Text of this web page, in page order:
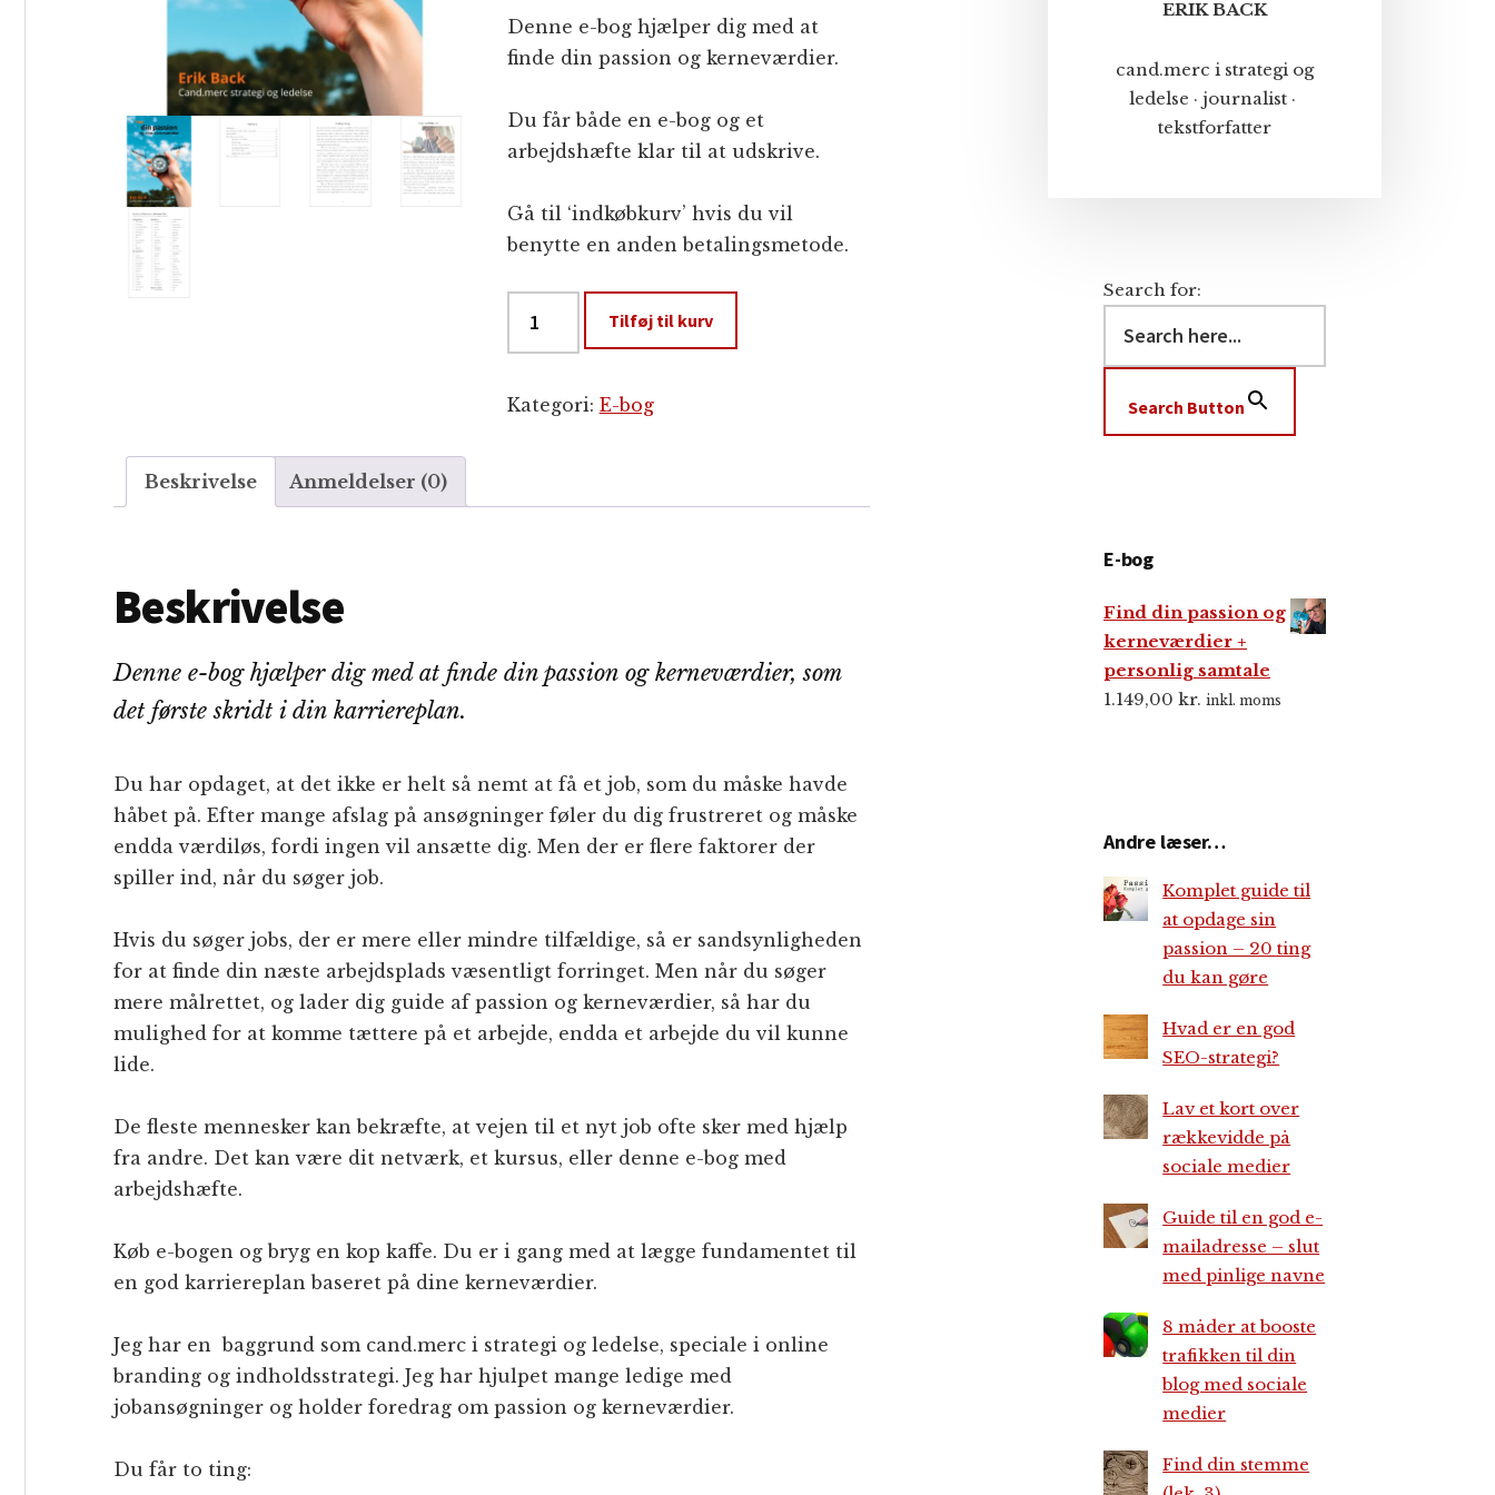
Denne e-bog hjælper dig med at
finde din passion og kerneværdier.
Du får både en e-bog og et
arbejdshæfte klar til at udskrive.
Gå til ‘indkøbkurv’ hvis du vil
benytte en anden betalingsmetode.
og
Tilføj til kurv
Kategori: E-bog
Beskrivelse Anmeldelser (0)
Beskrivelse
Denne e-bog hjælper dig med at finde din passion og kerneværdier, som
det første skridt i din karriereplan.
Du har opdaget, at det ikke er helt så nemt at få et job, som du måske havde
håbet på. Efter mange afslag på ansøgninger føler du dig frustreret og måske
endda værdiløs, fordi ingen vil ansætte dig. Men der er flere faktorer der
spiller ind, når du søger job.
Hvis du søger jobs, der er mere eller mindre tilfældige, så er sandsynligheden
for at finde din næste arbejdsplads væsentligt forringet. Men når du søger
mere målrettet, og lader dig guide af passion og kerneværdier, så har du
mulighed for at komme tættere på et arbejde, endda et arbejde du vil kunne
lide.
De fleste mennesker kan bekræfte, at vejen til et nyt job ofte sker med hjælp
fra andre. Det kan være dit netværk, et kursus, eller denne e-bog med
arbejdshæfte.
Køb e-bogen og bryg en kop kaffe. Du er i gang med at lægge fundamentet til
en god karriereplan baseret på dine kerneværdier.
Jeg har en baggrund som cand.merc i strategi og ledelse, speciale i online
branding og indholdsstrategi. Jeg har hjulpet mange ledige med
jobansøgninger og holder foredrag om passion og kerneværdier.
Du får to ting:
ERIK BACK
cand.merc i strategi og
ledelse · journalist ·
tekstforfatter
Search for:
Search Button
E-bog
Find din passion og
kerneværdier +
personlig samtale
1.149,00 kr. inkl. moms
Andre læser…
Komplet guide til
at opdage sin
passion – 20 ting
du kan gøre
Hvad er en god
SEO-strategi?
Lav et kort over
rækkevidde på
sociale medier
Guide til en god e-
mailadresse – slut
med pinlige navne
8 måder at booste
trafikken til din
blog med sociale
medier
Find din stemme